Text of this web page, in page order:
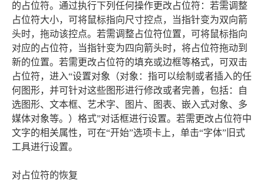
的占位符。通过执行下列任何操作更改占位符：若需调整
占位符大小，可将鼠标指向尺寸控点，当指针变为双向箭
头时，拖动该控点。若需调整占位符位置，可将鼠标指向
对应的占位符，当指针变为四向箭头时，将占位符拖动到
新的位置。若需更改占位符的填充或边框等格式，可双击
占位符，进入“设置对象（对象：指可以绘制或者插入的任
何图形，并可针对这些图形进行修改或者完善，包括：自
选图形、文本框、艺术字、图片、图表、嵌入式对象、多
媒体对象等。）格式”对话框进行设置。若需更改占位符中
文字的相关属性，可在“开始”选项卡上，单击“字体”旧式
工具进行设置。
对占位符的恢复